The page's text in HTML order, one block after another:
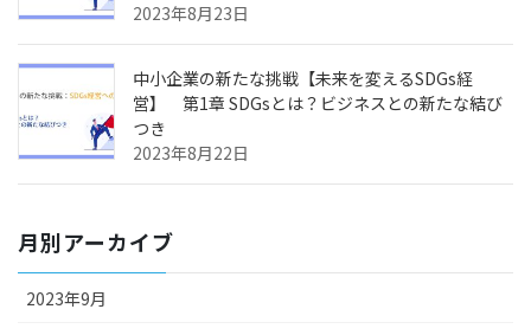
2023年8月23日
中小企業の新たな挑戦【未来を変えるSDGs経
営】 第1章 SDGsとは？ビジネスとの新たな結び
つき
2023年8月22日
月別アーカイブ
2023年9月